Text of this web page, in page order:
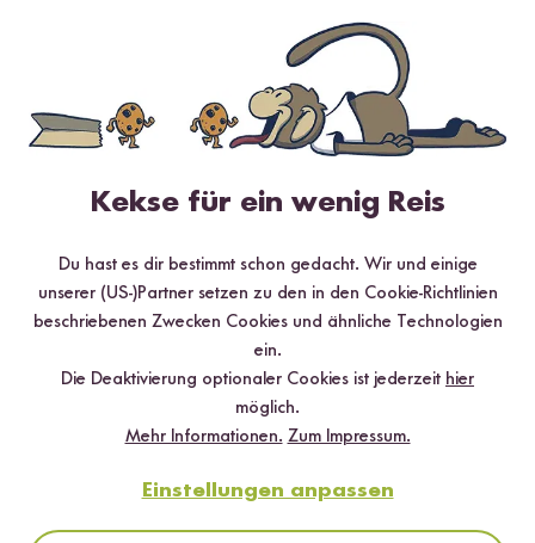
Vegan
Mango Sticky Rice Kuchen mit Mangorose (ohne
backen)
Wird oft zusammen gekauft
BESTSELLER
Kekse für ein wenig Reis
Du hast es dir bestimmt schon gedacht. Wir und einige
unserer (US-)Partner setzen zu den in den Cookie-Richtlinien
beschriebenen Zwecken Cookies und ähnliche Technologien
ein.
Die Deaktivierung optionaler Cookies ist jederzeit hier
möglich.
Mehr Informationen. Zum Impressum.
Einstellungen anpassen